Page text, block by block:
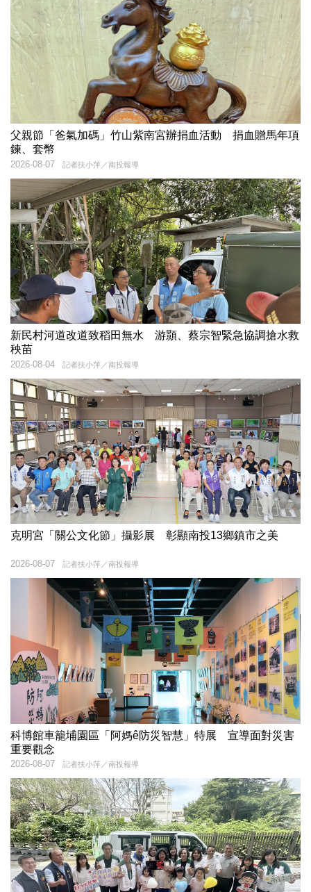
父親節「爸氣加碼」竹山紫南宮辦捐血活動 捐血贈馬年項
鍊、套幣
記者扶小萍／南投報導
2026-08-07
新民村河道改道致稻田無水 游顥、蔡宗智緊急協調搶水救
秧苗
記者扶小萍／南投報導
2026-08-04
克明宮「關公文化節」攝影展 彰顯南投13鄉鎮市之美
記者扶小萍／南投報導
2026-08-07
科博館車籠埔園區「阿媽ê防災智慧」特展 宣導面對災害
重要觀念
記者扶小萍／南投報導
2026-08-07